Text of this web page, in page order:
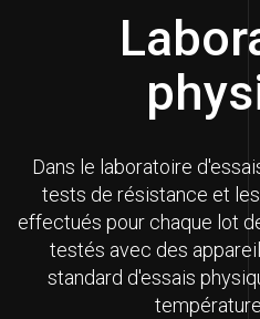
Dans le laboratoire
tests de résistance et
effectués pour chaque lot
testés avec des
standard d'essais
température